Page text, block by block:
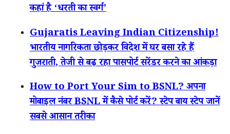
कहां है ‘धरती का स्वर्ग’
Gujaratis Leaving Indian Citizenship!
भारतीय नागरिकता छोड़कर विदेश में घर बसा रहे हैं
गुजराती, तेजी से बढ़ रहा पासपोर्ट सरेंडर करने का आंकड़ा
How to Port Your Sim to BSNL? अपना
मोबाइल नंबर BSNL में कैसे पोर्ट करें? स्टेप बाय स्टेप जानें
सबसे आसान तरीका